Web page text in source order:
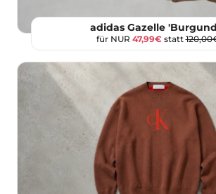
adidas Gazelle
für NUR 47,99€statt